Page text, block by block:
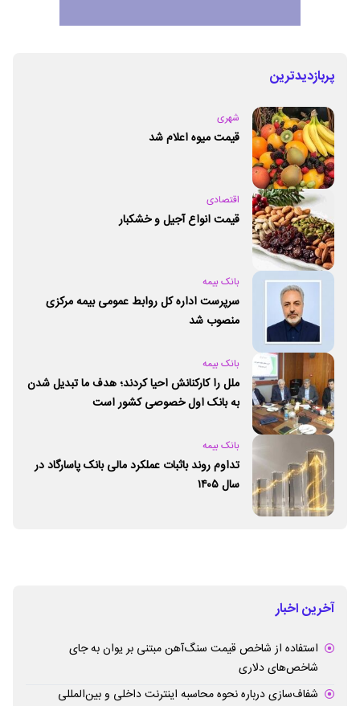
پربازدیدترین
شهری
قیمت میوه اعلام شد
اقتصادی
قیمت انواع آجیل و خشکبار
بانک بیمه
سرپرست اداره کل روابط عمومی بیمه مرکزی
منصوب شد
بانک بیمه
ملل را کارکنانش احیا کردند؛ هدف ما تبدیل شدن
به بانک اول خصوصی کشور است
بانک بیمه
تداوم روند باثبات عملکرد مالی بانک پاسارگاد در
سال ۱۴۰۵
آخرین اخبار
استفاده از شاخص قیمت سنگ‌آهن مبتنی بر یوان به جای
شاخص‌های دلاری
شفاف‌سازی درباره نحوه محاسبه اینترنت داخلی و بین‌المللی